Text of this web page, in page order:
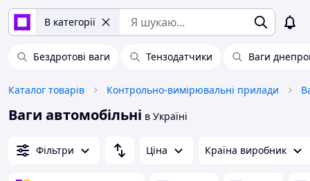
В категорії
Бездротові ваги Тензодатчики Ваги
Каталог товарів Контрольно-вимірювальні прилади
Ваги автомобільні в Україні
Фільтри Ціна Країна виробник